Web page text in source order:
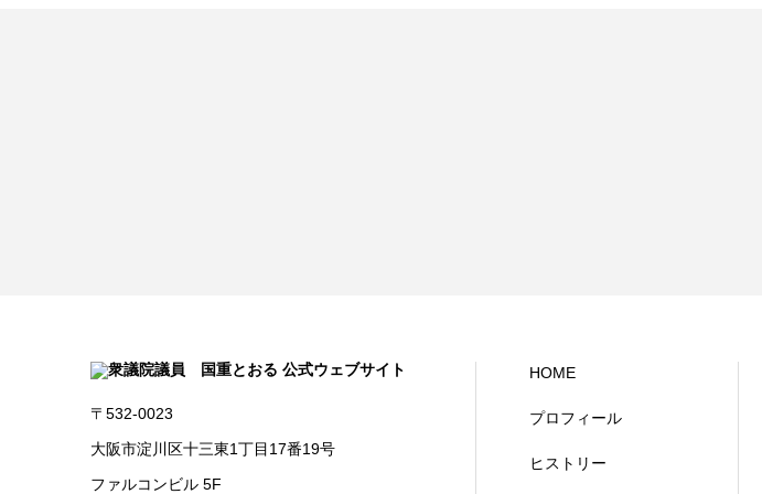
〒532-0023
大阪市淀川区十三東1丁目17番19号
ファルコンビル 5F
HOME
プロフィール
ヒストリー